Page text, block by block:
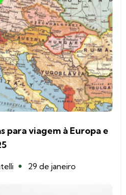
para viagem à Europa e
29 de janeiro